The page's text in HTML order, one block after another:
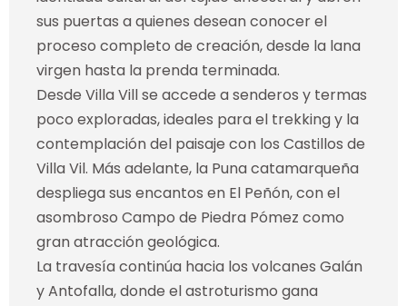
sus puertas a quienes desean conocer el
proceso completo de creación, desde la lana
virgen hasta la prenda terminada.
Desde Villa Vill se accede a senderos y termas
poco exploradas, ideales para el trekking y la
contemplación del paisaje con los Castillos de
Villa Vil. Más adelante, la Puna catamarqueña
despliega sus encantos en El Peñón, con el
asombroso Campo de Piedra Pómez como
gran atracción geológica.
La travesía continúa hacia los volcanes Galán
y Antofalla, donde el astroturismo gana